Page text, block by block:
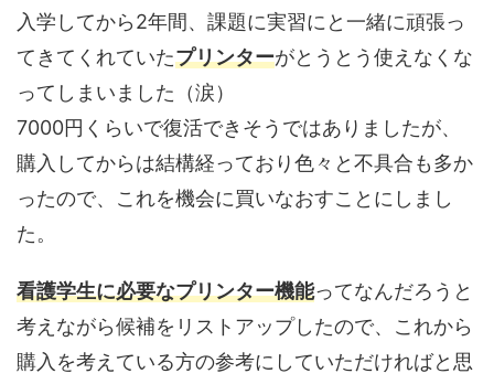
入学してから2年間、課題に実習にと一緒に頑張っ
てきてくれていたプリンターがとうとう使えなくな
ってしまいました（涙）
7000円くらいで復活できそうではありましたが、
購入してからは結構経っており色々と不具合も多か
ったので、これを機会に買いなおすことにしまし
た。
看護学生に必要なプリンター機能ってなんだろうと
考えながら候補をリストアップしたので、これから
購入を考えている方の参考にしていただければと思